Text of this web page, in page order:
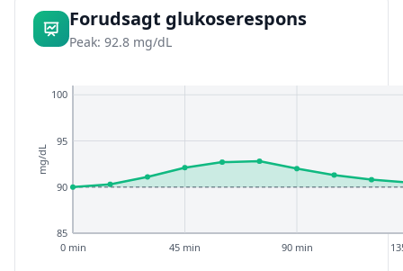
Forudsagt glukoserespons
Peak: 92.8 mg/dL
85
90
95
100
0 min 45 min 90 min
mg/dL